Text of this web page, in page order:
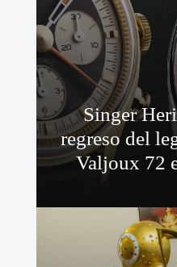
Singer
regreso del
Valjoux 72